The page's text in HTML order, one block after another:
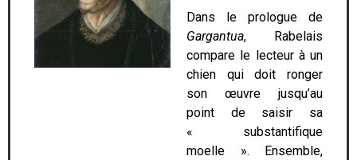
Dans le prologue de
Gargantua, Rabelais
compare le lecteur à un
chien qui doit ronger
son œuvre jusqu’au
point de saisir sa
« substantifique
moelle ». Ensemble,